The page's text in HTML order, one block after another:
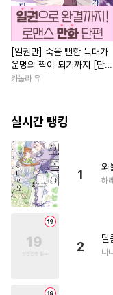
[일권만] 죽을 뻔한 늑대가
운명의 짝이 되기까지 [단행
본]
카놀라 유
실시간 랭킹
1
외
하
2
달
나